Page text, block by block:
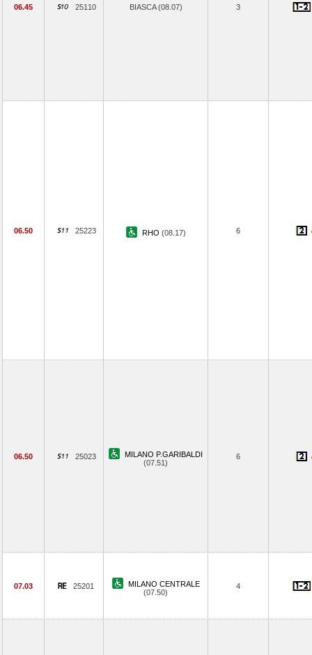
06.45 25110 BIASCA (08.07) 3
06.50 25223 RHO (08.17) 6
06.50 25023
MILANO P.GARIBALDI
(07.51)
6
07.03 25201
MILANO CENTRALE
(07.50)
4